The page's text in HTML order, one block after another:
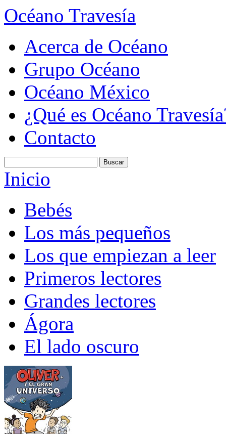
Océano Travesía
Acerca de Océano
Grupo Océano
Océano México
¿Qué es Océano
Contacto
Inicio
Bebés
Los más pequeños
Los que empiezan a leer
Primeros lectores
Grandes lectores
Ágora
El lado oscuro